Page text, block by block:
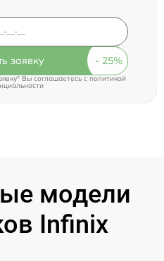
заявку
Вы соглашаетесь cполитикой
модели
Infinix